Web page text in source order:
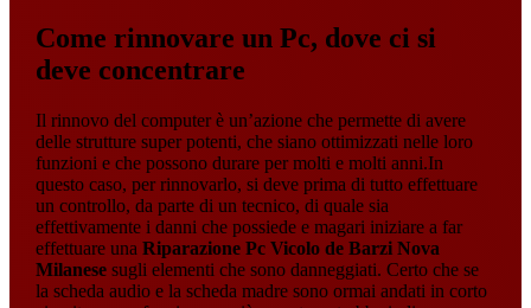
Come rinnovare un Pc, dove ci si
deve concentrare
Il rinnovo del computer è un’azione che permette di avere
delle strutture super potenti, che siano ottimizzati nelle loro
funzioni e che possono durare per molti e molti anni.In
questo caso, per rinnovarlo, si deve prima di tutto effettuare
un controllo, da parte di un tecnico, di quale sia
effettivamente i danni che possiede e magari iniziare a far
effettuare una Riparazione Pc Vicolo de Barzi Nova
Milanesesugli elementi che sono danneggiati. Certo che se
la scheda audio e la scheda madre sono ormai andati in corto